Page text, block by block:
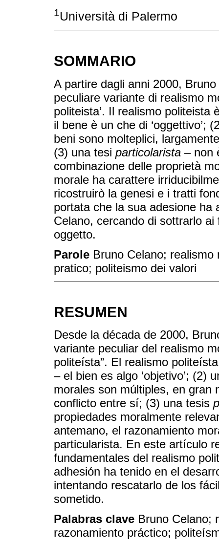
1Università di Palermo
SOMMARIO
A partire dagli anni 2000,
peculiare variante di realismo
politeista’. Il realismo
il bene è un che di ‘oggettivo’;
beni sono molteplici,
(3) una tesi particolarista – non
combinazione delle proprietà
morale ha carattere
ricostruirò la genesi e i tratti
portata che la sua adesione ha
Celano, cercando di sottrarlo
oggetto.
Parole Bruno Celano;
pratico; politeismo dei valori
RESUMEN
Desde la década de 2000,
variante peculiar del realismo
politeísta”. El realismo
– el bien es algo ‘objetivo’; (2)
morales son múltiples, en gran
conflicto entre sí; (3) una tesis
propiedades moralmente
antemano, el razonamiento
particularista. En este artículo
fundamentales del realismo
adhesión ha tenido en el
intentando rescatarlo de los
sometido.
Palabras clave Bruno Celano;
razonamiento práctico;